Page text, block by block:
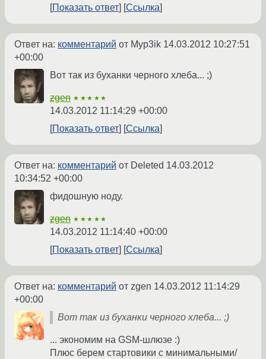
Показать ответ
Ссылка
Ответ на: комментарий от Myp3ik 14.03.2012 10:27:51
+00:00
Вот так из буханки черного хлеба... ;)
zgen ★★★★★
14.03.2012 11:14:29 +00:00
Показать ответ
Ссылка
Ответ на: комментарий от Deleted 14.03.2012
10:34:52 +00:00
фидошную ноду.
zgen ★★★★★
14.03.2012 11:14:40 +00:00
Показать ответ
Ссылка
Ответ на: комментарий от zgen 14.03.2012 11:14:29
+00:00
Вот так из буханки черного хлеба... ;)
... экономим на GSM-шлюзе :)
Плюс берем стартовики с минимальными/